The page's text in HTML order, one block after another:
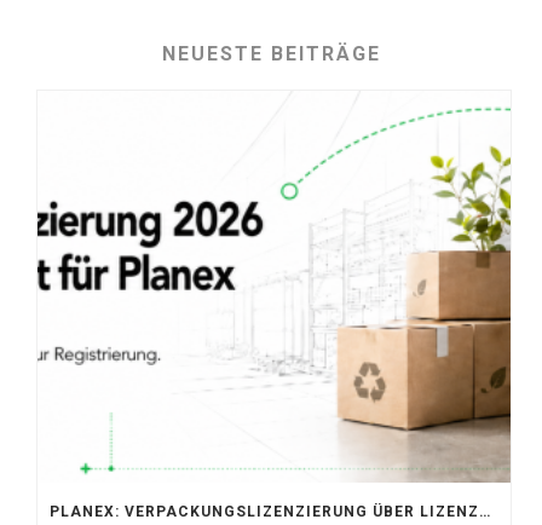
NEUESTE BEITRÄGE
PLANEX: VERPACKUNGSLIZENZIERUNG ÜBER LIZENZERO & LUCID 2026